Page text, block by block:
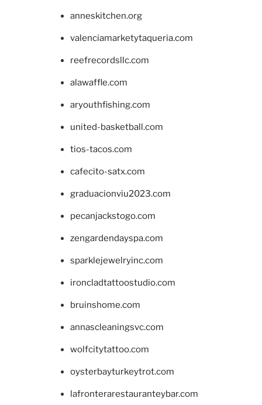
anneskitchen.org
valenciamarketytaqueria.com
reefrecordsllc.com
alawaffle.com
aryouthfishing.com
united-basketball.com
tios-tacos.com
cafecito-satx.com
graduacionviu2023.com
pecanjackstogo.com
zengardendayspa.com
sparklejewelryinc.com
ironcladtattoostudio.com
bruinshome.com
annascleaningsvc.com
wolfcitytattoo.com
oysterbayturkeytrot.com
lafronterarestauranteybar.com